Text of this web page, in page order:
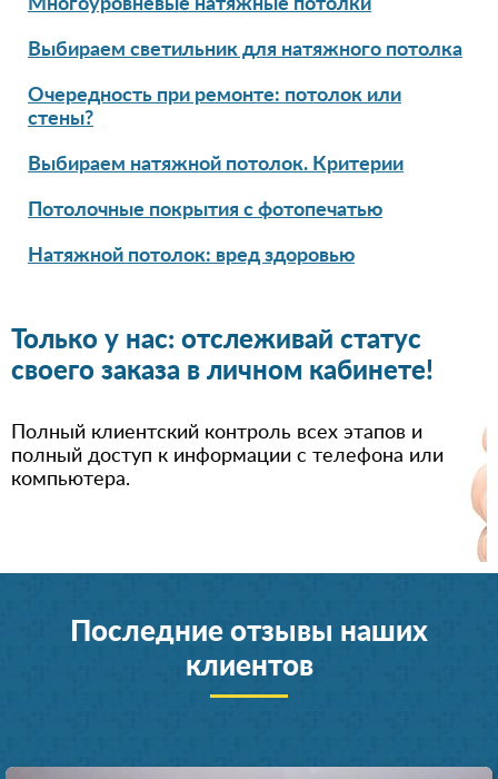
Многоуровневые натяжные потолки
Выбираем светильник для натяжного потолка
Очередность при ремонте: потолок или
стены?
Выбираем натяжной потолок. Критерии
Потолочные покрытия с фотопечатью
Натяжной потолок: вред здоровью
Только у нас: отслеживай статус
своего заказа в личном кабинете!
Полный клиентский контроль всех этапов и
полный доступ к информации с телефона или
компьютера.
Последние отзывы наших
клиентов